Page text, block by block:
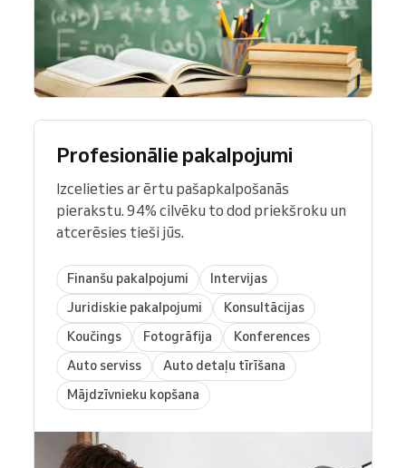
Profesionālie pakalpojumi
Izcelieties ar ērtu pašapkalpošanās
pierakstu. 94% cilvēku to dod priekšroku un
atcerēsies tieši jūs.
Finanšu pakalpojumi
Intervijas
Juridiskie pakalpojumi
Konsultācijas
Koučings
Fotogrāfija
Konferences
Auto serviss
Auto detaļu tīrīšana
Mājdzīvnieku kopšana